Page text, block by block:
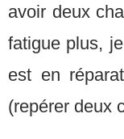
avoir deux
fatigue plus,
est en
(repérer deux